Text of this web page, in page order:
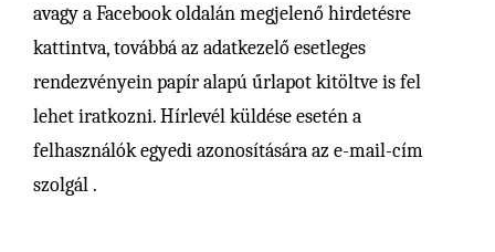
avagy a Facebook oldalán megjelenő hirdetésre
kattintva, továbbá az adatkezelő esetleges
rendezvényein papír alapú űrlapot kitöltve is fel
lehet iratkozni. Hírlevél küldése esetén a
felhasználók egyedi azonosítására az e-mail-cím
szolgál .